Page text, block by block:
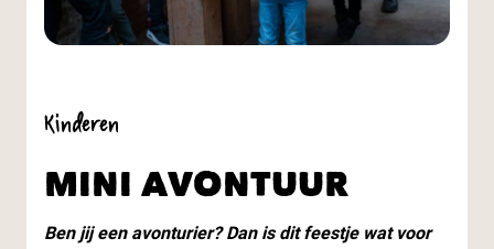
Kinderen
MINI AVONTUUR
Ben jij een avonturier? Dan is dit feestje wat voor